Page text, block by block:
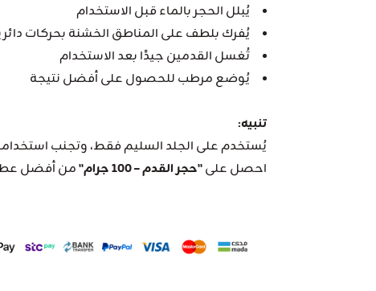
يُبلل الحجر بالماء قبل الاستخدام
يُفرك بلطف على المناطق الخشنة بحركات
تُغسل القدمين جيدًا بعد الاستخدام
يُوضع مرطب للحصول على أفضل نتيجة
تنبيه:
يُستخدم على الجلد السليم فقط، وتجنب استخدامه
احصل على"حجر القدم – 100 جرام" من أفضل